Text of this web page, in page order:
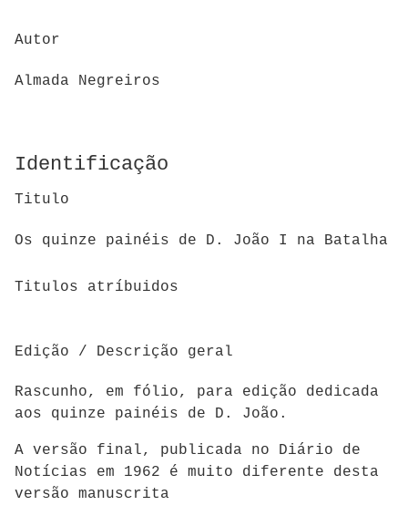
Autor
Almada Negreiros
Identificação
Titulo
Os quinze painéis de D. João I na Batalha
Titulos atríbuidos
Edição / Descrição geral
Rascunho, em fólio, para edição dedicada
aos quinze painéis de D. João.
A versão final, publicada no Diário de
Notícias em 1962 é muito diferente desta
versão manuscrita